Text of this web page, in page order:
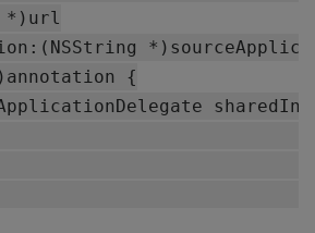
*)url
{